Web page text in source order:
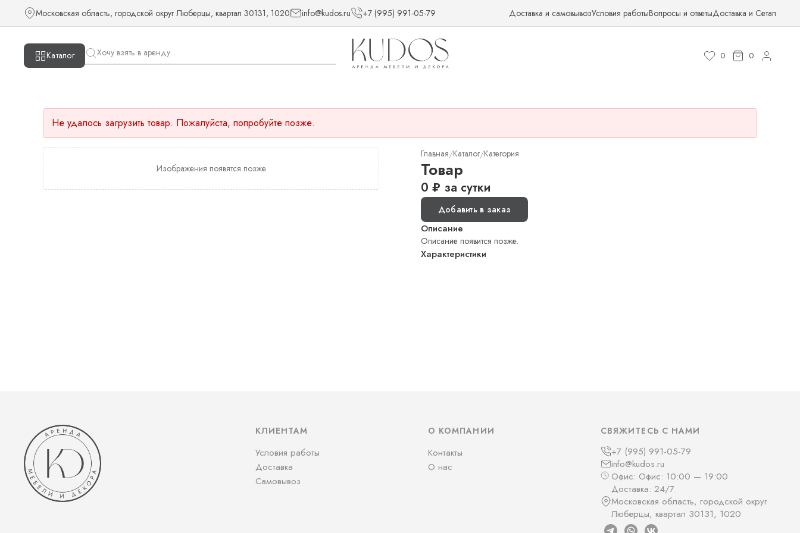
Московская область, городской округ Люберцы, квартал 30131, 1020 info@kudos.ru +7 (995) 991-05-79 Доставка и самовывозУсловия работыВопросы и ответыДоставка и Сетап
Каталог 0 0
Не удалось загрузить товар. Пожалуйста, попробуйте позже.
Изображения появятся позже
Главная/Каталог/Категория
Товар
0 ₽ за сутки
Добавить в заказ
Описание
Описание появится позже.
Характеристики
КЛИЕНТАМ
Условия работы
Доставка
Самовывоз
О КОМПАНИИ
Контакты
О нас
СВЯЖИТЕСЬ С НАМИ
+7 (995) 991-05-79
info@kudos.ru
Офис: Офис: 10:00 — 19:00
Доставка: 24/7
Московская область, городской округ
Люберцы, квартал 30131, 1020